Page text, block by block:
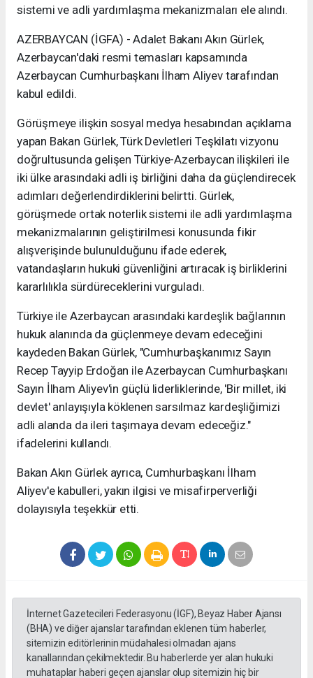
sistemi ve adli yardımlaşma mekanizmaları ele alındı.
AZERBAYCAN (İGFA) - Adalet Bakanı Akın Gürlek,
Azerbaycan'daki resmi temasları kapsamında
Azerbaycan Cumhurbaşkanı İlham Aliyev tarafından
kabul edildi.
Görüşmeye ilişkin sosyal medya hesabından açıklama
yapan Bakan Gürlek, Türk Devletleri Teşkilatı vizyonu
doğrultusunda gelişen Türkiye-Azerbaycan ilişkileri ile
iki ülke arasındaki adli iş birliğini daha da güçlendirecek
adımları değerlendirdiklerini belirtti. Gürlek,
görüşmede ortak noterlik sistemi ile adli yardımlaşma
mekanizmalarının geliştirilmesi konusunda fikir
alışverişinde bulunulduğunu ifade ederek,
vatandaşların hukuki güvenliğini artıracak iş birliklerini
kararlılıkla sürdüreceklerini vurguladı.
Türkiye ile Azerbaycan arasındaki kardeşlik bağlarının
hukuk alanında da güçlenmeye devam edeceğini
kaydeden Bakan Gürlek, "Cumhurbaşkanımız Sayın
Recep Tayyip Erdoğan ile Azerbaycan Cumhurbaşkanı
Sayın İlham Aliyev'in güçlü liderliklerinde, 'Bir millet, iki
devlet' anlayışıyla köklenen sarsılmaz kardeşliğimizi
adli alanda da ileri taşımaya devam edeceğiz."
ifadelerini kullandı.
Bakan Akın Gürlek ayrıca, Cumhurbaşkanı İlham
Aliyev'e kabulleri, yakın ilgisi ve misafirperverliği
dolayısıyla teşekkür etti.
İnternet Gazetecileri Federasyonu (İGF), Beyaz Haber Ajansı
(BHA) ve diğer ajanslar tarafından eklenen tüm haberler,
sitemizin editörlerinin müdahalesi olmadan ajans
kanallarından çekilmektedir. Bu haberlerde yer alan hukuki
muhataplar haberi geçen ajanslar olup sitemizin hiç bir